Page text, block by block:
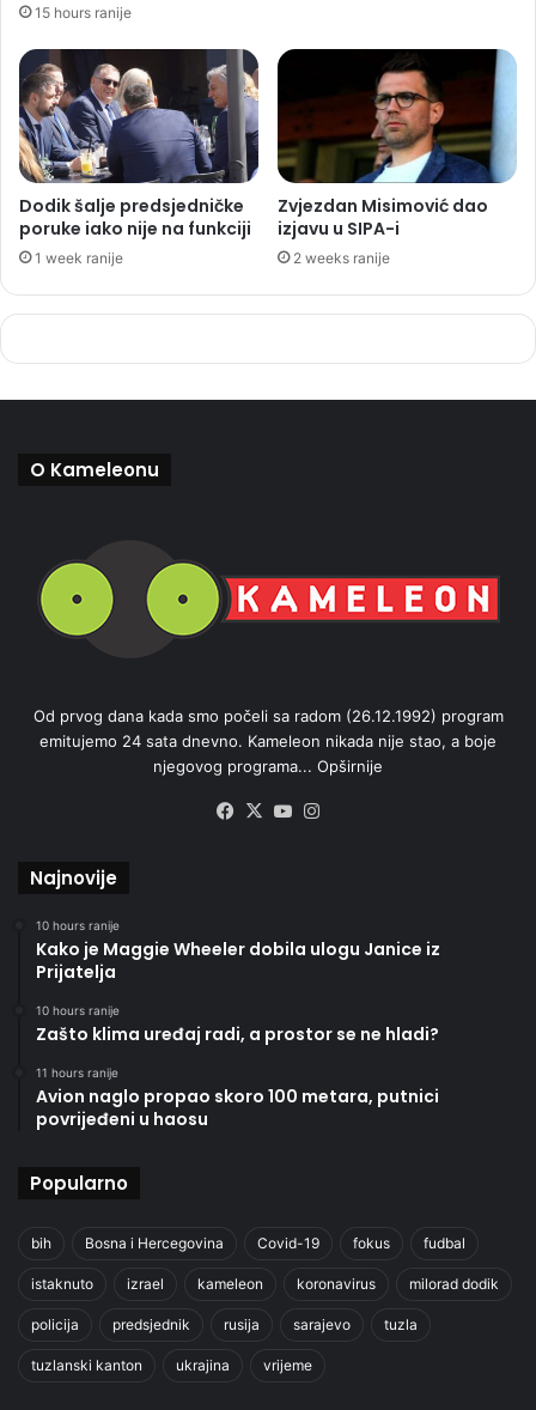
15 hours ranije
Dodik šalje predsjedničke
poruke iako nije na funkciji
1 week ranije
Zvjezdan Misimović dao
izjavu u SIPA-i
2 weeks ranije
O Kameleonu
Od prvog dana kada smo počeli sa radom (26.12.1992) program
emitujemo 24 sata dnevno. Kameleon nikada nije stao, a boje
njegovog programa... Opširnije
Facebook
X YouTube
Najnovije
10 hours ranije
Kako je Maggie Wheeler dobila ulogu Janice iz
Prijatelja
10 hours ranije
Zašto klima uređaj radi, a prostor se ne hladi?
11 hours ranije
Avion naglo propao skoro 100 metara, putnici
povrijeđeni u haosu
Popularno
bih Bosna i Hercegovina Covid-19 fokus fudbal
istaknuto izrael kameleon koronavirus milorad dodik
policija predsjednik rusija sarajevo tuzla
tuzlanski kanton ukrajina vrijeme